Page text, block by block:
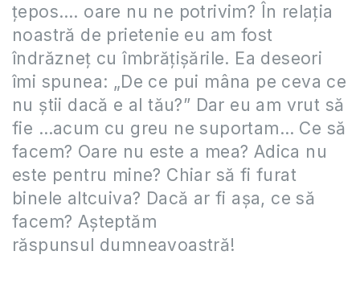
țepos…. oare nu ne potrivim? În relația
noastră de prietenie eu am fost
îndrăzneț cu îmbrățișările. Ea deseori
îmi spunea: „De ce pui mâna pe ceva ce
nu știi dacă e al tău?” Dar eu am vrut să
fie …acum cu greu ne suportam… Ce să
facem? Oare nu este a mea? Adica nu
este pentru mine? Chiar să fi furat
binele altcuiva? Dacă ar fi așa, ce să
facem? Așteptăm
răspunsul dumneavoastră!